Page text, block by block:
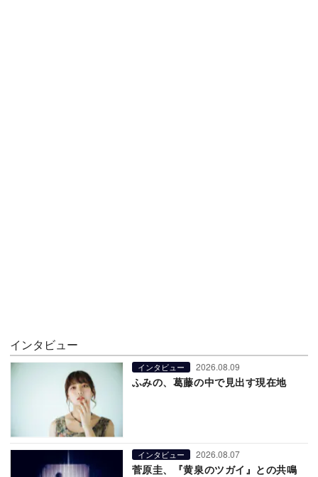
インタビュー
インタビュー 2026.08.09
ふみの、葛藤の中で見出す現在地
インタビュー 2026.08.07
菅原圭、『黄泉のツガイ』との共鳴